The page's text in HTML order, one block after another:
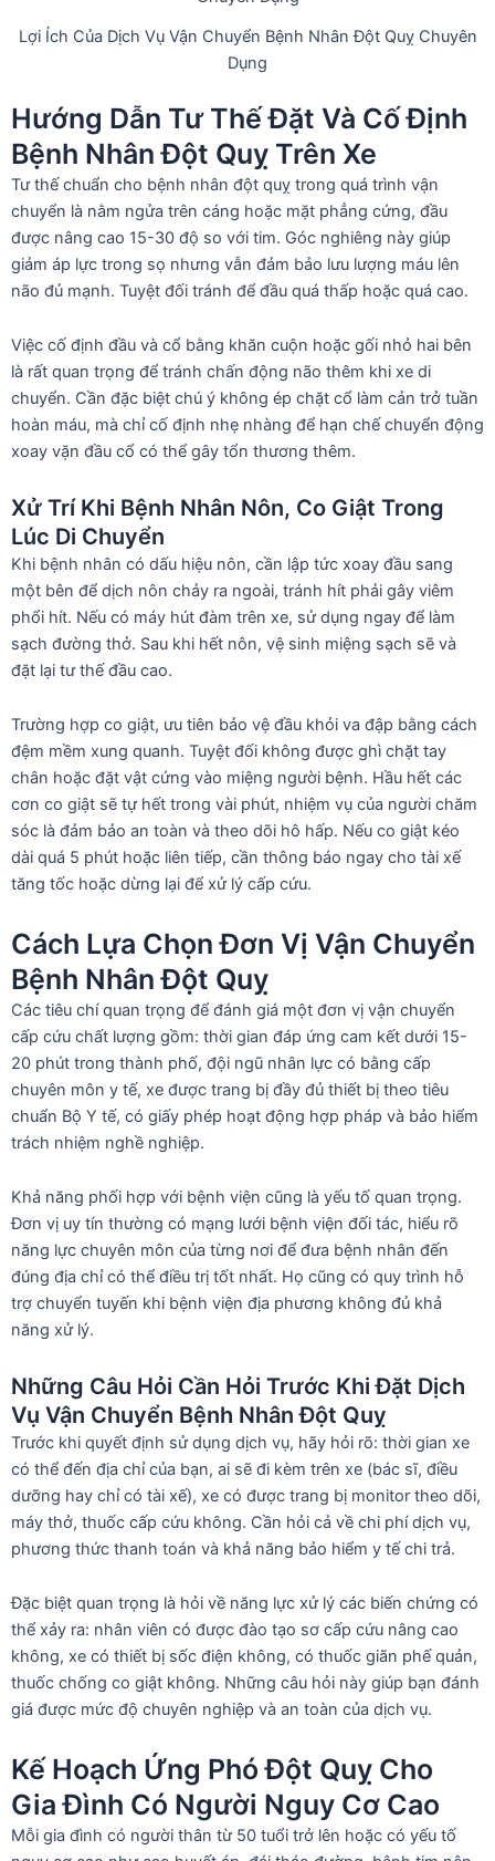
Lợi Ích Của Dịch Vụ Vận Chuyển Bệnh Nhân Đột Quỵ Chuyên
Dụng
Hướng Dẫn Tư Thế Đặt Và Cố Định
Bệnh Nhân Đột Quỵ Trên Xe
Tư thế chuẩn cho bệnh nhân đột quỵ trong quá trình vận
chuyển là nằm ngửa trên cáng hoặc mặt phẳng cứng, đầu
được nâng cao 15-30 độ so với tim. Góc nghiêng này giúp
giảm áp lực trong sọ nhưng vẫn đảm bảo lưu lượng máu lên
não đủ mạnh. Tuyệt đối tránh để đầu quá thấp hoặc quá cao.
Việc cố định đầu và cổ bằng khăn cuộn hoặc gối nhỏ hai bên
là rất quan trọng để tránh chấn động não thêm khi xe di
chuyển. Cần đặc biệt chú ý không ép chặt cổ làm cản trở tuần
hoàn máu, mà chỉ cố định nhẹ nhàng để hạn chế chuyển động
xoay vặn đầu cổ có thể gây tổn thương thêm.
Xử Trí Khi Bệnh Nhân Nôn, Co Giật Trong
Lúc Di Chuyển
Khi bệnh nhân có dấu hiệu nôn, cần lập tức xoay đầu sang
một bên để dịch nôn chảy ra ngoài, tránh hít phải gây viêm
phổi hít. Nếu có máy hút đàm trên xe, sử dụng ngay để làm
sạch đường thở. Sau khi hết nôn, vệ sinh miệng sạch sẽ và
đặt lại tư thế đầu cao.
Trường hợp co giật, ưu tiên bảo vệ đầu khỏi va đập bằng cách
đệm mềm xung quanh. Tuyệt đối không được ghì chặt tay
chân hoặc đặt vật cứng vào miệng người bệnh. Hầu hết các
cơn co giật sẽ tự hết trong vài phút, nhiệm vụ của người chăm
sóc là đảm bảo an toàn và theo dõi hô hấp. Nếu co giật kéo
dài quá 5 phút hoặc liên tiếp, cần thông báo ngay cho tài xế
tăng tốc hoặc dừng lại để xử lý cấp cứu.
Cách Lựa Chọn Đơn Vị Vận Chuyển
Bệnh Nhân Đột Quỵ
Các tiêu chí quan trọng để đánh giá một đơn vị vận chuyển
cấp cứu chất lượng gồm: thời gian đáp ứng cam kết dưới 15-
20 phút trong thành phố, đội ngũ nhân lực có bằng cấp
chuyên môn y tế, xe được trang bị đầy đủ thiết bị theo tiêu
chuẩn Bộ Y tế, có giấy phép hoạt động hợp pháp và bảo hiểm
trách nhiệm nghề nghiệp.
Khả năng phối hợp với bệnh viện cũng là yếu tố quan trọng.
Đơn vị uy tín thường có mạng lưới bệnh viện đối tác, hiểu rõ
năng lực chuyên môn của từng nơi để đưa bệnh nhân đến
đúng địa chỉ có thể điều trị tốt nhất. Họ cũng có quy trình hỗ
trợ chuyển tuyến khi bệnh viện địa phương không đủ khả
năng xử lý.
Những Câu Hỏi Cần Hỏi Trước Khi Đặt Dịch
Vụ Vận Chuyển Bệnh Nhân Đột Quỵ
Trước khi quyết định sử dụng dịch vụ, hãy hỏi rõ: thời gian xe
có thể đến địa chỉ của bạn, ai sẽ đi kèm trên xe (bác sĩ, điều
dưỡng hay chỉ có tài xế), xe có được trang bị monitor theo dõi,
máy thở, thuốc cấp cứu không. Cần hỏi cả về chi phí dịch vụ,
phương thức thanh toán và khả năng bảo hiểm y tế chi trả.
Đặc biệt quan trọng là hỏi về năng lực xử lý các biến chứng có
thể xảy ra: nhân viên có được đào tạo sơ cấp cứu nâng cao
không, xe có thiết bị sốc điện không, có thuốc giãn phế quản,
thuốc chống co giật không. Những câu hỏi này giúp bạn đánh
giá được mức độ chuyên nghiệp và an toàn của dịch vụ.
Kế Hoạch Ứng Phó Đột Quỵ Cho
Gia Đình Có Người Nguy Cơ Cao
Mỗi gia đình có người thân từ 50 tuổi trở lên hoặc có yếu tố